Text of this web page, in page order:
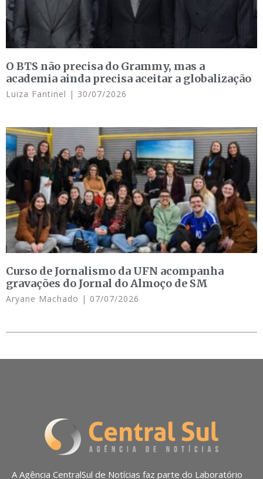
O BTS não precisa do Grammy, mas a
academia ainda precisa aceitar a globalização
Luiza Fantinel 30/07/2026
Curso de Jornalismo da UFN acompanha
gravações do Jornal do Almoço de SM
Aryane Machado 07/07/2026
A Agência CentralSul de Notícias faz parte do Laboratório